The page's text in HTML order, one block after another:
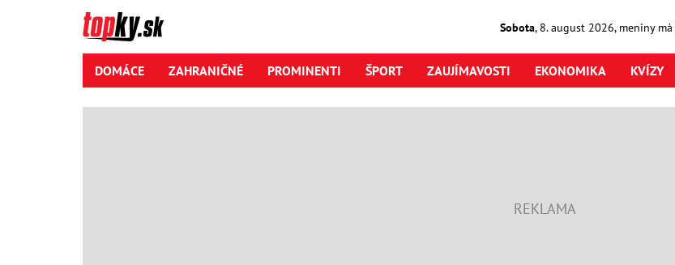
Sobota, 8. august2026, meniny má
DOMÁCE ZAHRANIČNÉ PROMINENTI ŠPORT ZAUJÍMAVOSTI EKONOMIKA KVÍZY